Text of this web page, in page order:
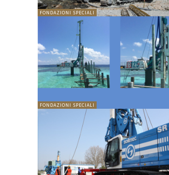
FONDAZIONI SPECIALI
FONDAZIONI SPECIALI